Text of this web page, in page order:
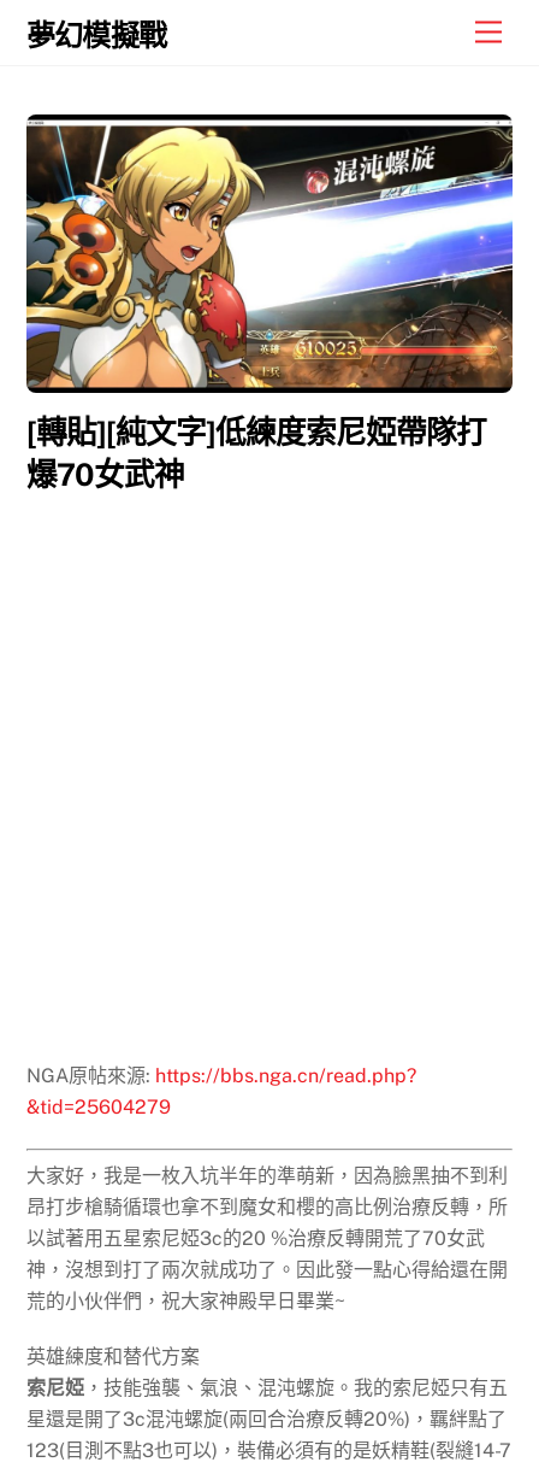
Skip
夢幻模擬戰
[轉貼][純文字]低練度索尼婭帶隊打
爆70女武神
NGA原帖來源: https://bbs.nga.cn/read.php?
&tid=25604279
大家好，我是一枚入坑半年的準萌新，因為臉黑抽不到利
昂打步槍騎循環也拿不到魔女和櫻的高比例治療反轉，所
以試著用五星索尼婭3c的20 %治療反轉開荒了70女武
神，沒想到打了兩次就成功了。因此發一點心得給還在開
荒的小伙伴們，祝大家神殿早日畢業~
英雄練度和替代方案
索尼婭 ，技能強襲、氣浪、混沌螺旋。我的索尼婭只有五
星還是開了3c混沌螺旋(兩回合治療反轉20%)，羈絆點了
123(目測不點3也可以)，裝備必須有的是妖精鞋(裂縫14-7